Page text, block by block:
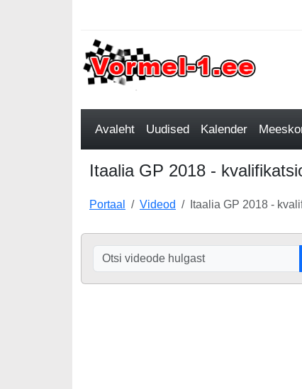
Avaleht Uudised Kalender
Itaalia GP 2018 -
Portaal Videod Itaalia GP 2018 -